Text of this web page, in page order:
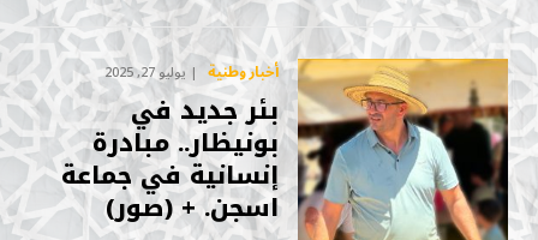
أخبار وطنية يوليو 27, 2025
بئر جديد في
بونيظار.. مبادرة
إنسانية في جماعة
اسجن. + (صور)